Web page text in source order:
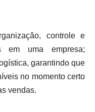
controle e
em uma empresa;
garantindo que
no momento certo
vendas.